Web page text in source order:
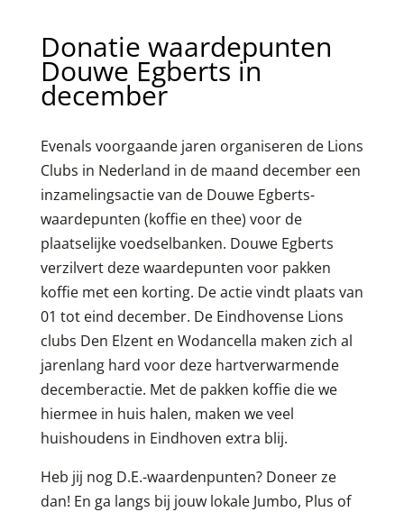
Donatie waardepunten
Douwe Egberts in
december
Evenals voorgaande jaren organiseren de Lions
Clubs in Nederland in de maand december een
inzamelingsactie van de Douwe Egberts-
waardepunten (koffie en thee) voor de
plaatselijke voedselbanken. Douwe Egberts
verzilvert deze waardepunten voor pakken
koffie met een korting. De actie vindt plaats van
01 tot eind december. De Eindhovense Lions
clubs Den Elzent en Wodancella maken zich al
jarenlang hard voor deze hartverwarmende
decemberactie. Met de pakken koffie die we
hiermee in huis halen, maken we veel
huishoudens in Eindhoven extra blij.
Heb jij nog D.E.-waardenpunten? Doneer ze
dan! En ga langs bij jouw lokale Jumbo, Plus of